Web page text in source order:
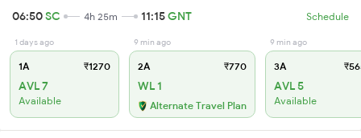
06:50SC 4h 25m 11:15GNT Schedule
1 days ago
1A ₹1270
AVL 7
Available
9 min ago
2A ₹770
WL 1
Alternate Travel Plan
9 min ago
3A
AVL 5
Available